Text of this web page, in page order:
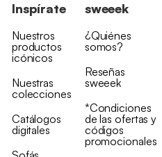
Inspírate
Nuestros
productos
icónicos
Nuestras
colecciones
Catálogos
digitales
sweeek
¿Quiénes
somos?
Reseñas
sweeek
*Condiciones
de las ofertas y
códigos
promocionales